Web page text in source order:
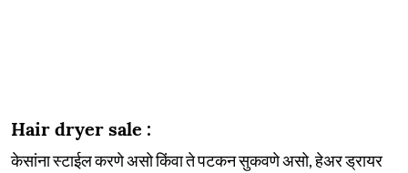
Hair dryer sale :
केसांना स्टाईल करणे असो किंवा ते पटकन सुकवणे असो, हेअर ड्रायर